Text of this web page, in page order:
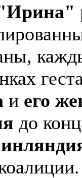
и его
до